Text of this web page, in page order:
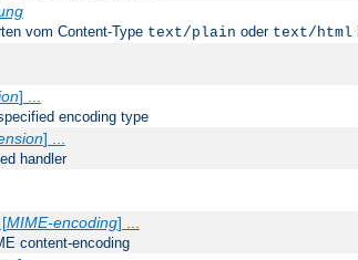
vom Content-Type text/plain oder text/html
] ...
encoding type
] ...
handler
MIME-encoding] ...
content-encoding